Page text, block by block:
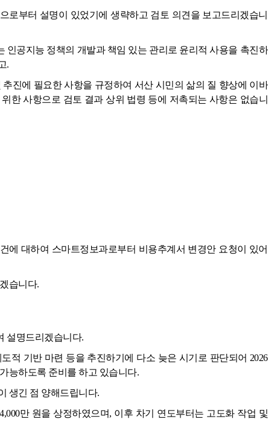
로부터 설명이 있었기에 생략하고 검토 의견을 보고드리겠습니
인공지능 정책의 개발과 책임 있는 관리로 윤리적 사용을 촉진하
.
진에 필요한 사항을 규정하여 서산 시민의 삶의 질 향상에 이바
한 사항으로 검토 결과 상위 법령 등에 저촉되는 사항은 없습니
에 대하여 스마트정보과로부터 비용추계서 변경안 요청이 있어
습니다.
설명드리겠습니다.
적 기반 마련 등을 추진하기에 다소 늦은 시기로 판단되어 2026
능하도록 준비를 하고 있습니다.
생긴 점 양해드립니다.
만 원을 상정하였으며, 이후 차기 연도부터는 고도화 작업 및